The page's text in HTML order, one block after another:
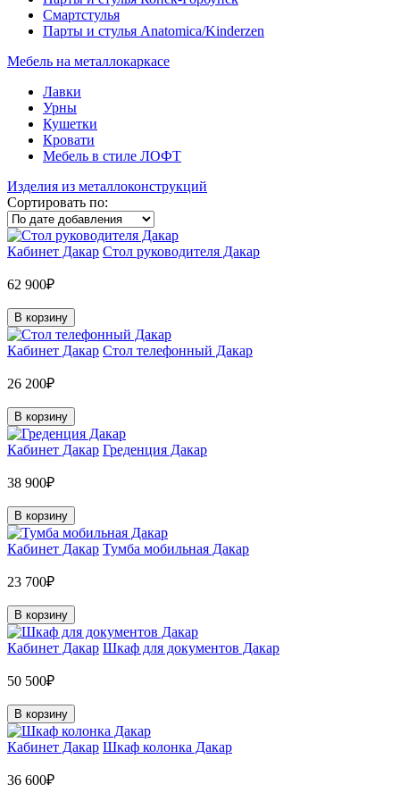
Смартстулья
Парты и стулья Anatomica/Kinderzen
Мебель на металлокаркасе
Лавки
Урны
Кушетки
Кровати
Мебель в стиле ЛОФТ
Изделия из металлоконструкций
Сортировать по:
Кабинет Дакар Стол руководителя Дакар
62 900₽
В корзину
Кабинет Дакар Стол телефонный Дакар
26 200₽
В корзину
Кабинет Дакар Греденция Дакар
38 900₽
В корзину
Кабинет Дакар Тумба мобильная Дакар
23 700₽
В корзину
Кабинет Дакар Шкаф для документов Дакар
50 500₽
В корзину
Кабинет Дакар Шкаф колонка Дакар
36 600₽